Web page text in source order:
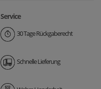
Service
30 Tage Rückgaberecht
Schnelle Lieferung